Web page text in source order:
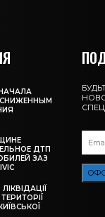
ДТП
ЗАЗ